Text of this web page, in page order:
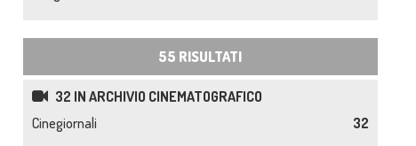
55 RISULTATI
32 IN ARCHIVIO CINEMATOGRAFICO
Cinegiornali
32